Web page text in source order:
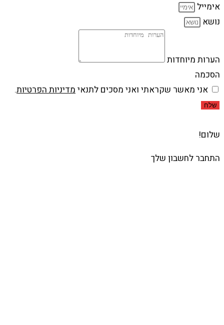
אימייל
נושא
הערות מיוחדות
הסכמה
אני מאשר שקראתי ואני מסכים לתנאימדיניות הפרטיות.
שלח
שלום!
התחבר לחשבון שלך